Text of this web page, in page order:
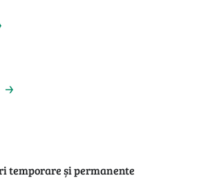
temporare și permanente